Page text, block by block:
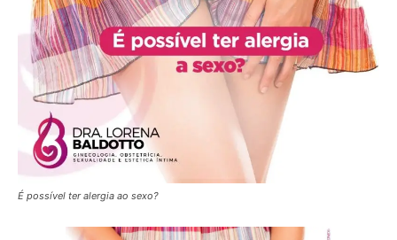
É possível ter alergia ao sexo?